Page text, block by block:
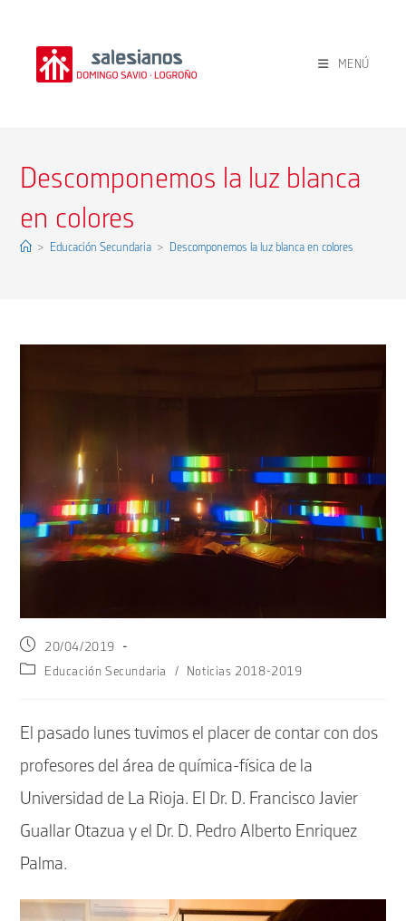
contenido
MENÚ
Descomponemos la luz blanca
en colores
> Educación Secundaria > Descomponemos la luz blanca en colores
Publicación
de
la
20/04/2019
CategoríaEducación Secundaria / Noticias 2018-2019
El pasado lunes tuvimos el placer de contar con dos
profesores del área de química-física de la
Universidad de La Rioja. El Dr. D. Francisco Javier
Guallar Otazua y el Dr. D. Pedro Alberto Enriquez
Palma.